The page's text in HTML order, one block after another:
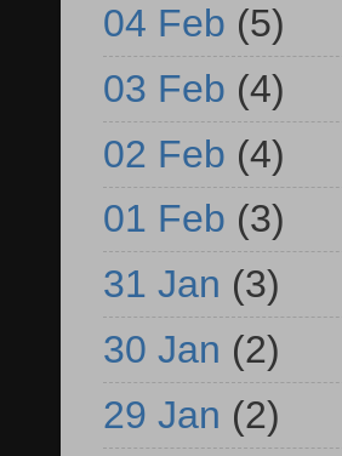
04 Feb (5)
03 Feb (4)
02 Feb (4)
01 Feb (3)
31 Jan (3)
30 Jan (2)
29 Jan (2)